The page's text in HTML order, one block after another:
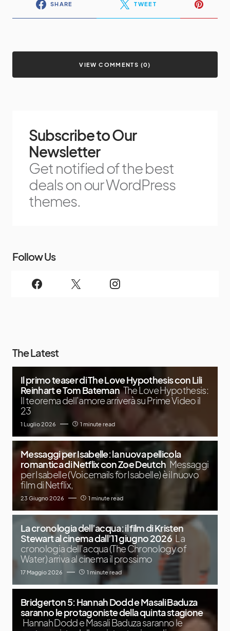
SHARE TWEET
VIEW COMMENTS (0)
Subscribe to Our
Newsletter
Get notified of the best
deals on our WordPress
themes.
Follow Us
The Latest
Il primo teaser di The Love Hypothesis con Lili
Reinhart e Tom Bateman The Love Hypothesis:
Il teorema dell’amore arriverà su Prime Video il
23
1 Luglio 2026 1 minute read
Messaggi per Isabelle: la nuova pellicola
romantica di Netflix con Zoe Deutch Messaggi
per Isabelle (Voicemails for Isabelle) è il nuovo
film di Netflix,
23 Giugno 2026 1 minute read
La cronologia dell’acqua: il film di Kristen
Stewart al cinema dall’11 giugno 2026 La
cronologia dell’acqua (The Chronology of
Water) arriva al cinema il prossimo
17 Maggio 2026 1 minute read
Bridgerton 5: Hannah Dodd e Masali Baduza
saranno le protagoniste della quinta stagione
Hannah Dodd e Masali Baduza saranno le